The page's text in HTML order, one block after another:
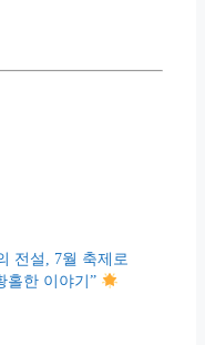
전설, 7월 축제로
홀한 이야기”